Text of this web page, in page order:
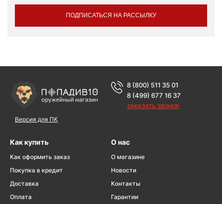
ПОДПИСАТЬСЯ НА РАССЫЛКУ
Версия для ПК
8 (800) 511 35 01
8 (499) 677 16 37
ЗАКАЗАТЬ ЗВОНОК
Как купить
Как оформить заказ
Покупка в кредит
Доставка
Оплата
О нас
О магазине
Новости
Контакты
Гарантии